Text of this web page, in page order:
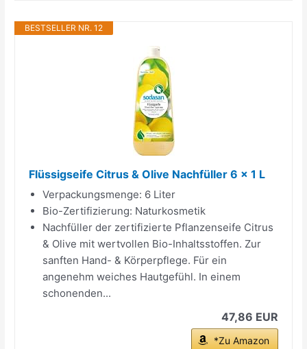
BESTSELLER NR. 12
Flüssigseife Citrus & Olive Nachfüller 6 x 1 L
Verpackungsmenge: 6 Liter
Bio-Zertifizierung: Naturkosmetik
Nachfüller der zertifizierte Pflanzenseife Citrus
& Olive mit wertvollen Bio-Inhaltsstoffen. Zur
sanften Hand- & Körperpflege. Für ein
angenehm weiches Hautgefühl. In einem
schonenden...
47,86 EUR
*Zu Amazon